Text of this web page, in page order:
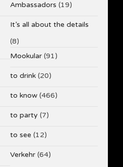
Ambassadors (19)
It’s all about the details
(8)
Mookular (91)
to drink (20)
to know (466)
to party (7)
to see (12)
Verkehr (64)